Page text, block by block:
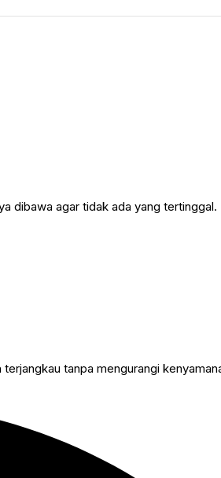
dibawa agar tidak ada yang tertinggal.
tanpa mengurangi